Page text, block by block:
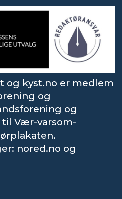
og kyst.no er medlem
og
og
Vær-varsom-
nored.no og